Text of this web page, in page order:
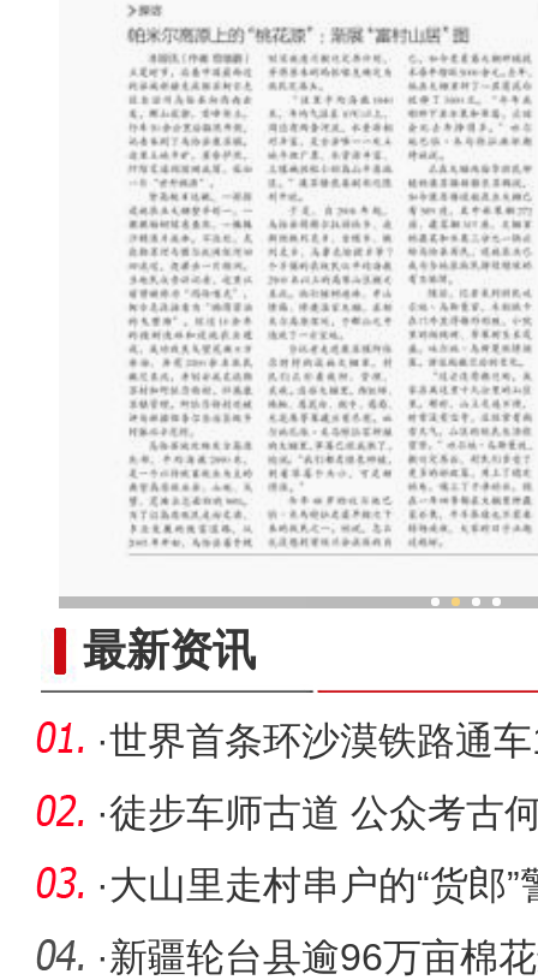
最新资讯
·世界首条环沙漠铁路通
上点外卖
·徒步车师古道 公众考古
文化遗
·大山里走村串户的“货郎”
·新疆轮台县逾96万亩棉